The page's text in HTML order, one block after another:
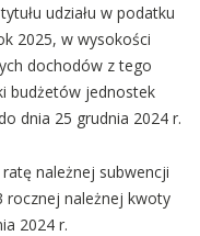
udziału w podatku
2025, w wysokości
dochodów z tego
budżetów jednostek
dnia 25 grudnia 2024 r.
należnej subwencji
rocznej należnej kwoty
2024 r.